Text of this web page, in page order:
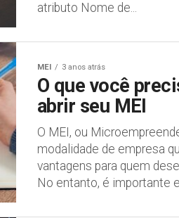
atributo Nome de...
MEI 3 anos atrás
O que você
abrir seu MEI
O MEI, ou
modalidade de empresa
vantagens para quem
No entanto, é importante